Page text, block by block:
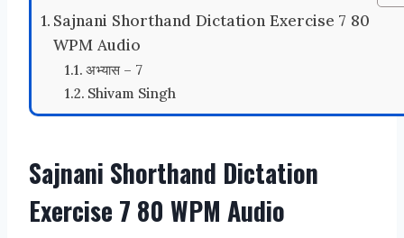
Sajnani Shorthand Dictation Exercise 7 80
WPM Audio
अभ्यास – 7
Shivam Singh
Sajnani Shorthand Dictation
Exercise 7 80 WPM Audio